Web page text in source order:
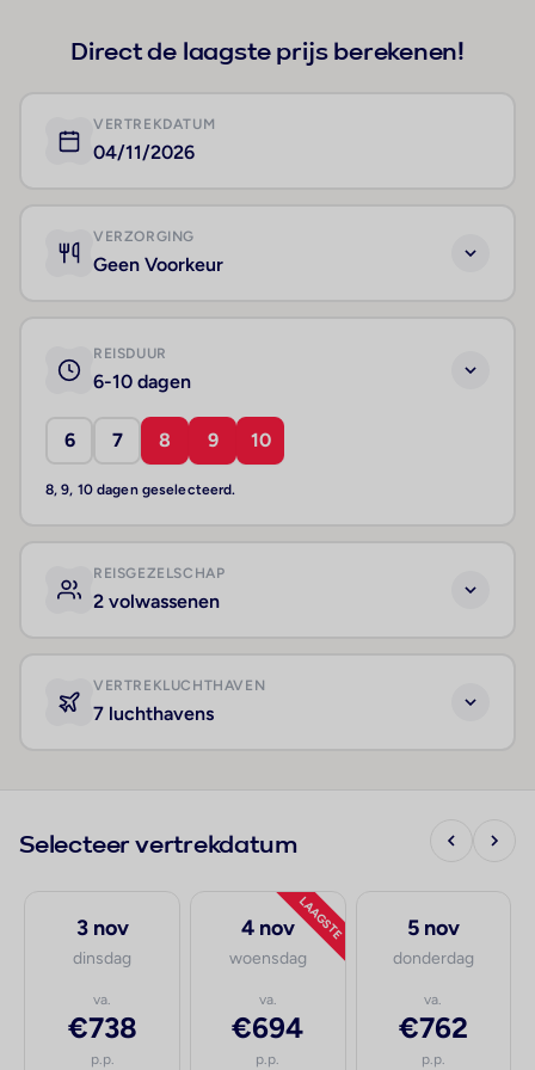
Direct de laagste prijs berekenen!
VERTREKDATUM
04/11/2026
VERZORGING
Geen Voorkeur
REISDUUR
6-10 dagen
6 7 8 9 10
8, 9, 10 dagen geselecteerd.
REISGEZELSCHAP
2 volwassenen
VERTREKLUCHTHAVEN
7 luchthavens
Selecteer vertrekdatum
3 nov
dinsdag
va.
€738
p.p.
LAAGSTE
4 nov
woensdag
va.
€694
p.p.
5 nov
donderdag
va.
€762
p.p.